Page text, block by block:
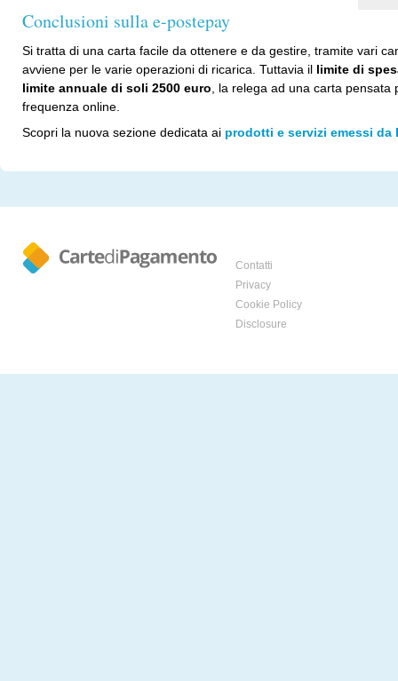
Conclusioni sulla e-postepay
Si tratta di una carta facile da ottenere e da gestire, tramite vari
avviene per le varie operazioni di ricarica. Tuttavia il limite di
limite annuale di soli 2500 euro , la relega ad una carta
frequenza online.
Scopri la nuova sezione dedicata ai prodotti e servizi emessi da
Contatti
Privacy
Cookie Policy
Disclosure